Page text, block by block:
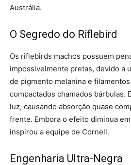
Austrália.
O Segredo do Riflebird
Os riflebirds machos possuem
impossivelmente pretas, devido a
de pigmento melanina e
compactados chamados bárbulas.
luz, causando absorção quase
frente. Embora o efeito diminua
inspirou a equipe de Cornell.
Engenharia Ultra-Negra